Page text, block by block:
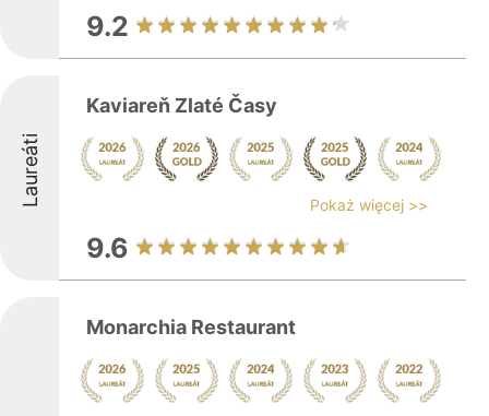
9.2
Laureáti
Kaviareň Zlaté Časy
Pokaż więcej >>
9.6
Monarchia Restaurant